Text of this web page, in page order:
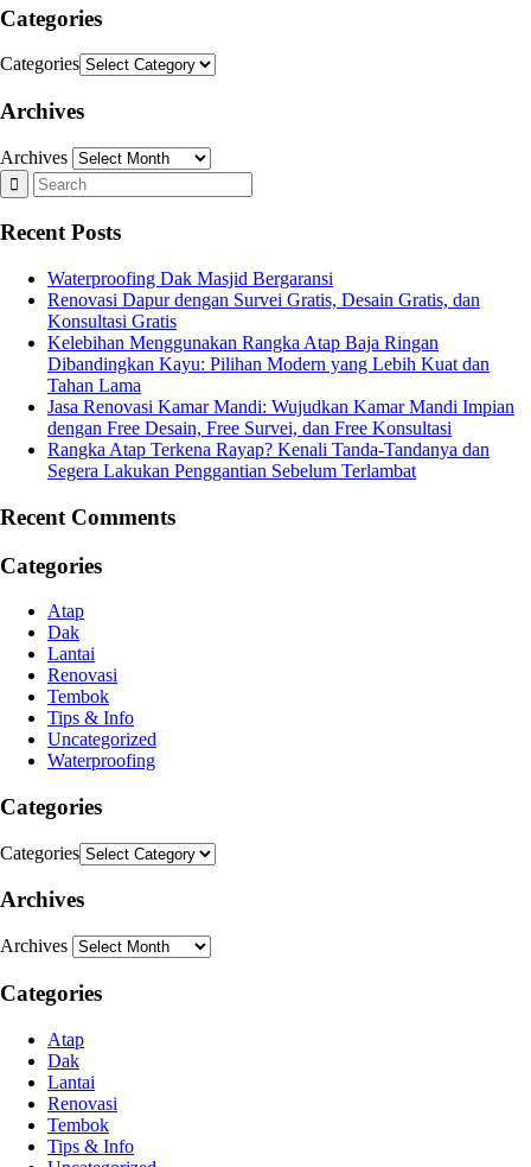
Categories
Categories
Archives
Archives
Recent Posts
Waterproofing Dak Masjid Bergaransi
Renovasi Dapur dengan Survei Gratis, Desain Gratis, dan
Konsultasi Gratis
Kelebihan Menggunakan Rangka Atap Baja Ringan
Dibandingkan Kayu: Pilihan Modern yang Lebih Kuat dan
Tahan Lama
Jasa Renovasi Kamar Mandi: Wujudkan Kamar Mandi Impian
dengan Free Desain, Free Survei, dan Free Konsultasi
Rangka Atap Terkena Rayap? Kenali Tanda-Tandanya dan
Segera Lakukan Penggantian Sebelum Terlambat
Recent Comments
Categories
Atap
Dak
Lantai
Renovasi
Tembok
Tips & Info
Uncategorized
Waterproofing
Categories
Categories
Archives
Archives
Categories
Atap
Dak
Lantai
Renovasi
Tembok
Tips & Info